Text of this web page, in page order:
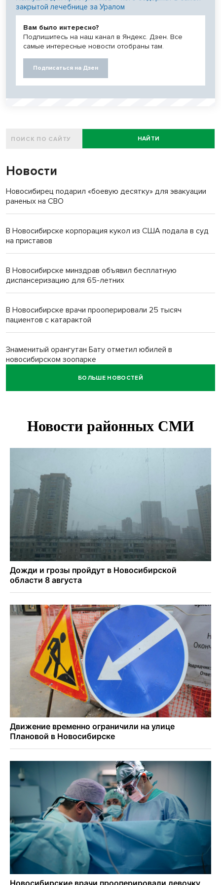
закрытой лечебнице за Уралом
Вам было интересно?
Подпишитесь на наш канал в Яндекс. Дзен. Все
самые интересные новости отобраны там.
Подписаться на Дзен
НАЙТИ
Новости
Новосибирец подарил «боевую десятку» для эвакуации
раненых на СВО
В Новосибирске корпорация кукол из США подала в суд
на приставов
В Новосибирске минздрав объявил бесплатную
диспансеризацию для 65-летних
В Новосибирске врачи прооперировали 25 тысяч
пациентов с катарактой
Знаменитый орангутан Бату отметил юбилей в
новосибирском зоопарке
Новосибирские хирурги спасли сердце восьмиклассницы
Более тысячи новосибирцев открыли День
Днем физкультурника
Семь рейсов за сутки отменили в новосибирском
аэропорту Толмачево
БОЛЬШЕ НОВОСТЕЙ